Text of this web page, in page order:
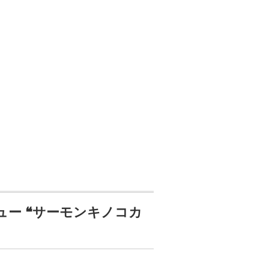
ー ❝サーモンキノコカ